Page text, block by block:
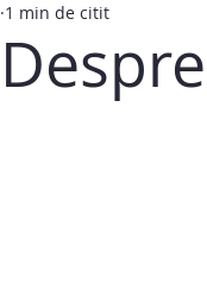
1 min de citit